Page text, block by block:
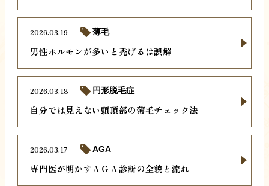
男性ホルモンが多いと禿げるは誤解
2026.03.19 薄毛
自分では見えない頭頂部の薄毛チェック法
2026.03.18 円形脱毛症
専門医が明かすＡＧＡ診断の全貌と流れ
2026.03.17 AGA